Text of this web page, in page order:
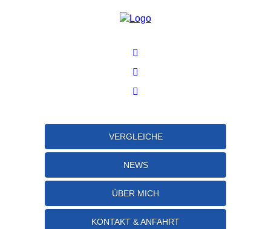
VERGLEICHE
NEWS
ÜBER MICH
KONTAKT & ANFAHRT